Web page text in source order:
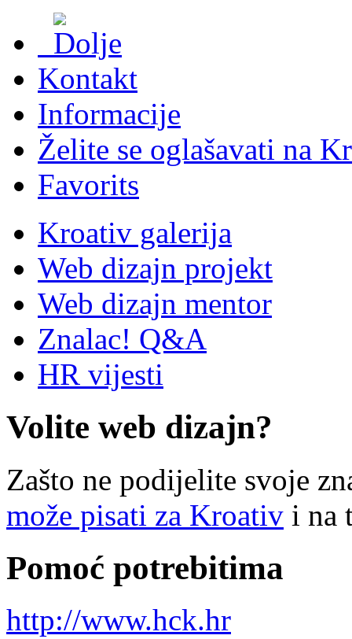
Kontakt
Informacije
Želite se oglašavati na
Favorits
Kroativ galerija
Web dizajn projekt
Web dizajn mentor
Znalac! Q&A
HR vijesti
Volite web dizajn?
Zašto ne podijelite svoje
može pisati za Kroativ i na
Pomoć potrebitima
http://www.hck.hr